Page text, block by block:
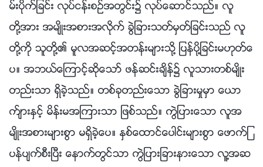
မ္းပိုက္ျခင္း လုပ္ငန္းစဥ္အတြင္း၌ လုပ္ေဆာင္သည္။ လူ
တို႔အား အမ်ိဳးအစားအလိုက္ ခြဲျခားသတ္မွတ္ျခင္းသည္ လူ
တို႔ကို သူတို႔၏ မူလအဆင့္အတန္းမ်ားသို႔ ျပန္ပို႔ျခင္းမဟုတ္ေ
ပ။ အဘယ္ေၾကာင့္ဆိုေသာ္ ဖန္ဆင္းခ်ိန္၌ လူသားတစ္မ်ိဳး
တည္းသာ ရွိခဲ့သည္။ တစ္ခုတည္းေသာ ခြဲျခားမႈမွာ ေယာ
က္်ားႏွင့္ မိန္းမအၾကားသာ ျဖစ္သည္။ ကြဲျပားေသာ လူအ
မ်ိဳးအစားမ်ားစြာ မရွိခဲ့ေပ။ ႏွစ္ေထာင္ေပါင္းမ်ားစြာ ေဖာက္ျ
ပန္ပ်က္စီးၿပီး ေနာက္တြင္သာ ကြဲျပားျခားနားေသာ လူ႔အဆ